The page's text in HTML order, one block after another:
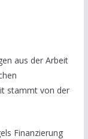
aus der Arbeit
stammt von der
Finanzierung